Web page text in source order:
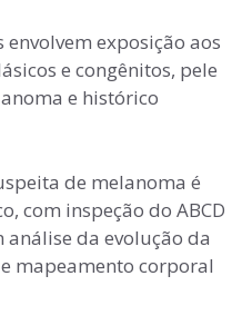
exposição aos
e congênitos, pele
e histórico
de melanoma é
com inspeção do ABCD
da evolução da
mapeamento corporal